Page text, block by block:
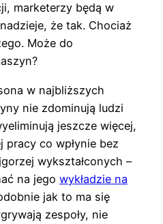
marketerzy będą w
że tak. Chociaż
Może do
w najbliższych
nie zdominują ludzi
jeszcze więcej,
co wpłynie bez
wykształconych –
na jego wykładzie na
jak to ma się
zespoły, nie